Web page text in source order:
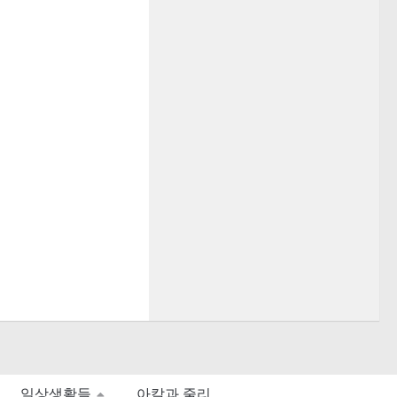
일상생활들 아칼과 줄리